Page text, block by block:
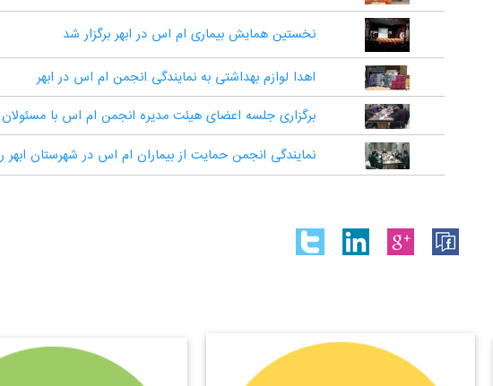
نخستین همایش بیماری ام اس در ابهر برگزار شد
اهدا لوازم بهداشتی به نمایندگی انجمن ام اس در ابهر
برگزاری جلسه اعضای هیئت مدیره انجمن ام اس با مسئولان
نمایندگی انجمن حمایت از بیماران ام اس در شهرستان ابهر